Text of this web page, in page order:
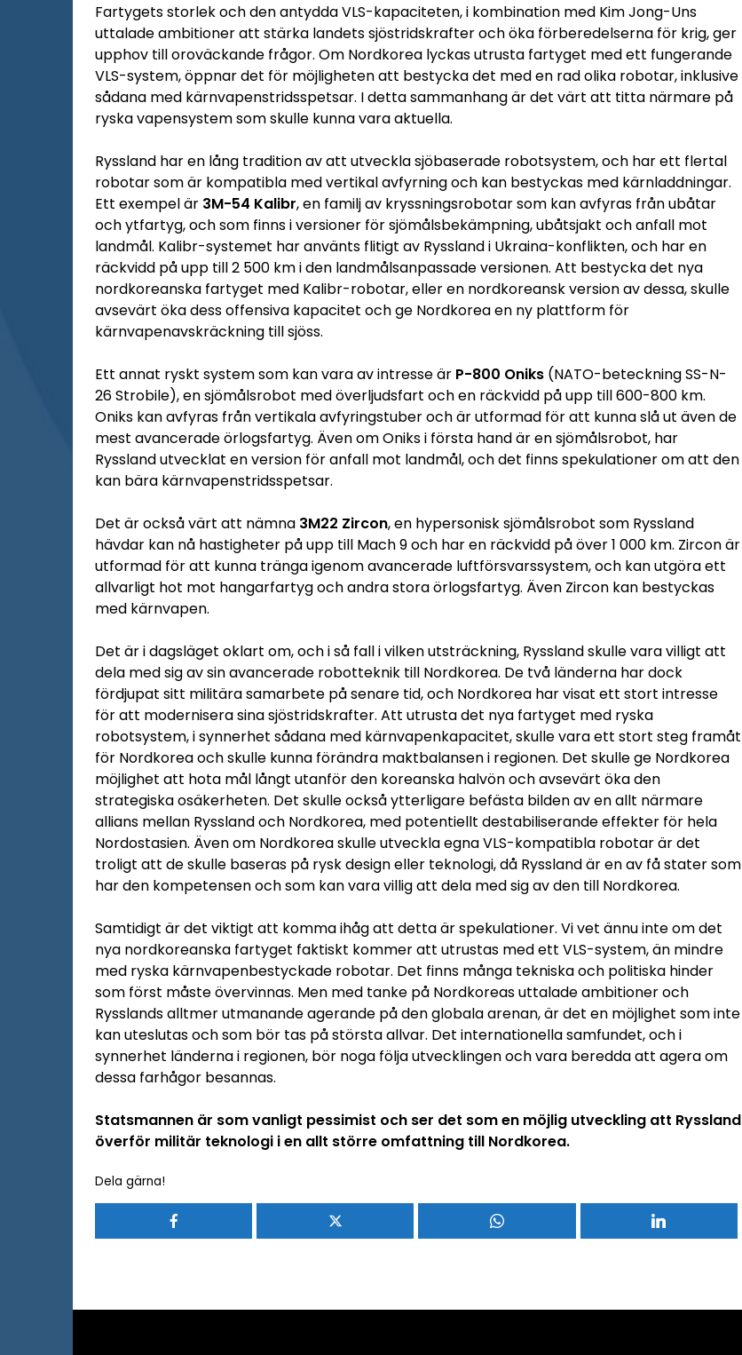
Fartygets storlek och den antydda VLS-kapaciteten, i kombination med Kim Jong-Uns
uttalade ambitioner att stärka landets sjöstridskrafter och öka förberedelserna för krig, ger
upphov till oroväckande frågor. Om Nordkorea lyckas utrusta fartyget med ett fungerande
VLS-system, öppnar det för möjligheten att bestycka det med en rad olika robotar, inklusive
sådana med kärnvapenstridsspetsar. I detta sammanhang är det värt att titta närmare på
ryska vapensystem som skulle kunna vara aktuella.
Ryssland har en lång tradition av att utveckla sjöbaserade robotsystem, och har ett flertal
robotar som är kompatibla med vertikal avfyrning och kan bestyckas med kärnladdningar.
Ett exempel är 3M-54 Kalibr, en familj av kryssningsrobotar som kan avfyras från ubåtar
och ytfartyg, och som finns i versioner för sjömålsbekämpning, ubåtsjakt och anfall mot
landmål. Kalibr-systemet har använts flitigt av Ryssland i Ukraina-konflikten, och har en
räckvidd på upp till 2 500 km i den landmålsanpassade versionen. Att bestycka det nya
nordkoreanska fartyget med Kalibr-robotar, eller en nordkoreansk version av dessa, skulle
avsevärt öka dess offensiva kapacitet och ge Nordkorea en ny plattform för
kärnvapenavskräckning till sjöss.
Ett annat ryskt system som kan vara av intresse är P-800 Oniks (NATO-beteckning SS-N-
26 Strobile), en sjömålsrobot med överljudsfart och en räckvidd på upp till 600-800 km.
Oniks kan avfyras från vertikala avfyringstuber och är utformad för att kunna slå ut även de
mest avancerade örlogsfartyg. Även om Oniks i första hand är en sjömålsrobot, har
Ryssland utvecklat en version för anfall mot landmål, och det finns spekulationer om att den
kan bära kärnvapenstridsspetsar.
Det är också värt att nämna 3M22 Zircon, en hypersonisk sjömålsrobot som Ryssland
hävdar kan nå hastigheter på upp till Mach 9 och har en räckvidd på över 1 000 km. Zircon är
utformad för att kunna tränga igenom avancerade luftförsvarssystem, och kan utgöra ett
allvarligt hot mot hangarfartyg och andra stora örlogsfartyg. Även Zircon kan bestyckas
med kärnvapen.
Det är i dagsläget oklart om, och i så fall i vilken utsträckning, Ryssland skulle vara villigt att
dela med sig av sin avancerade robotteknik till Nordkorea. De två länderna har dock
fördjupat sitt militära samarbete på senare tid, och Nordkorea har visat ett stort intresse
för att modernisera sina sjöstridskrafter. Att utrusta det nya fartyget med ryska
robotsystem, i synnerhet sådana med kärnvapenkapacitet, skulle vara ett stort steg framåt
för Nordkorea och skulle kunna förändra maktbalansen i regionen. Det skulle ge Nordkorea
möjlighet att hota mål långt utanför den koreanska halvön och avsevärt öka den
strategiska osäkerheten. Det skulle också ytterligare befästa bilden av en allt närmare
allians mellan Ryssland och Nordkorea, med potentiellt destabiliserande effekter för hela
Nordostasien. Även om Nordkorea skulle utveckla egna VLS-kompatibla robotar är det
troligt att de skulle baseras på rysk design eller teknologi, då Ryssland är en av få stater som
har den kompetensen och som kan vara villig att dela med sig av den till Nordkorea.
Samtidigt är det viktigt att komma ihåg att detta är spekulationer. Vi vet ännu inte om det
nya nordkoreanska fartyget faktiskt kommer att utrustas med ett VLS-system, än mindre
med ryska kärnvapenbestyckade robotar. Det finns många tekniska och politiska hinder
som först måste övervinnas. Men med tanke på Nordkoreas uttalade ambitioner och
Rysslands alltmer utmanande agerande på den globala arenan, är det en möjlighet som inte
kan uteslutas och som bör tas på största allvar. Det internationella samfundet, och i
synnerhet länderna i regionen, bör noga följa utvecklingen och vara beredda att agera om
dessa farhågor besannas.
Statsmannen är som vanligt pessimist och ser det som en möjlig utveckling att Ryssland
överför militär teknologi i en allt större omfattning till Nordkorea.
Dela gärna!